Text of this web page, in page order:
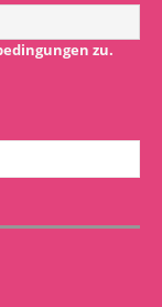
zu.